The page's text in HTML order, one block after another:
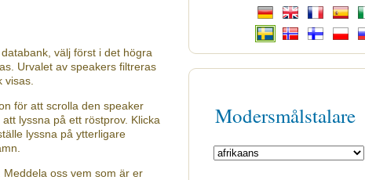
välj först i det högra
Urvalet av speakers filtreras
för att scrolla den speaker
lyssna på ett röstprov. Klicka
lyssna på ytterligare
oss vem som är er
Modersmålstalare